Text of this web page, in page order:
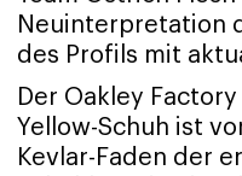
Neuinterpretation
des Profils mit
Der Oakley
Yellow-Schuh ist
Kevlar-Faden der